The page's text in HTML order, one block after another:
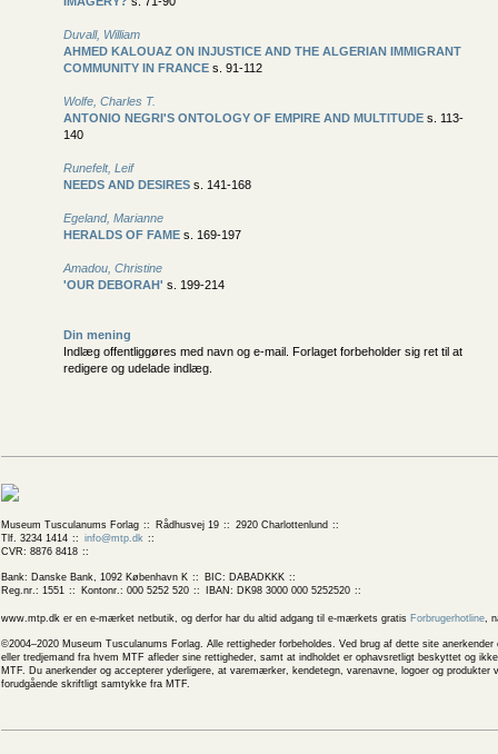
Duvall, William
AHMED KALOUAZ ON INJUSTICE AND THE ALGERIAN IMMIGRANT
COMMUNITY IN FRANCE s. 91-112
Wolfe, Charles T.
ANTONIO NEGRI'S ONTOLOGY OF EMPIRE AND MULTITUDE s. 113-
140
Runefelt, Leif
NEEDS AND DESIRES s. 141-168
Egeland, Marianne
HERALDS OF FAME s. 169-197
Amadou, Christine
'OUR DEBORAH' s. 199-214
Din mening
Indlæg offentliggøres med navn og e-mail. Forlaget forbeholder sig ret til at
redigere og udelade indlæg.
Museum Tusculanums Forlag Rådhusvej 19
2920 Charlottenlund
Tlf. 3234 1414
info@mtp.dk
CVR: 8876 8418
Bank: Danske Bank, 1092 København K
BIC: DABADKKK
Reg.nr.: 1551
Kontonr.: 000 5252 520 IBAN: DK98 3000 000 5252520
www.mtp.dk er en e-mærket netbutik, og derfor har du altid adgang til e-mærkets gratis Forbrugerhotline,
©2004–2020 Museum Tusculanums Forlag. Alle rettigheder forbeholdes. Ved brug af dette site
eller tredjemand fra hvem MTF afleder sine rettigheder, samt at indholdet er ophavsretligt beskyttet og
MTF. Du anerkender og accepterer yderligere, at varemærker, kendetegn, varenavne, logoer og
forudgående skriftligt samtykke fra MTF.